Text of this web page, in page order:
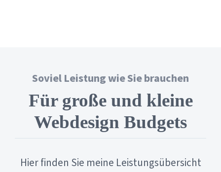
Soviel Leistung wie Sie brauchen
Für große und kleine
Webdesign Budgets
Hier finden Sie meine Leistungsübersicht